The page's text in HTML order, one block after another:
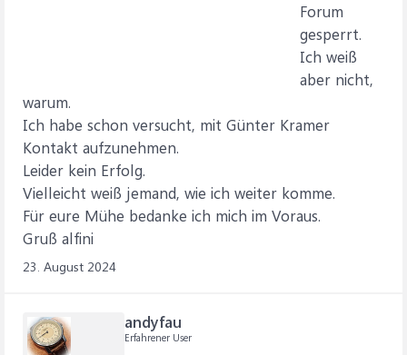
Forum
gesperrt.
Ich weiß
aber nicht,
warum.
Ich habe schon versucht, mit Günter Kramer
Kontakt aufzunehmen.
Leider kein Erfolg.
Vielleicht weiß jemand, wie ich weiter komme.
Für eure Mühe bedanke ich mich im Voraus.
Gruß alfini
23. August 2024
andyfau
Erfahrener User